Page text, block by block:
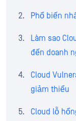
Phổ biến
Làm sao
đến doanh
Cloud
giảm thiểu
Cloud lỗ